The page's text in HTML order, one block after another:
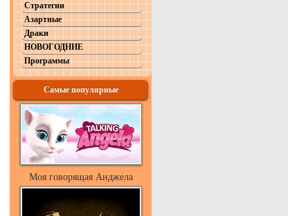
Стратегии
Азартные
Драки
НОВОГОДНИЕ
Программы
Самые популярные
Моя говорящая Анджела